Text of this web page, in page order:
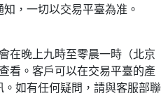
，一切以交易平臺為准。
在晚上九時至零晨一時（北京
看。客戶可以在交易平臺的產
如有任何疑問，請與客服部聯